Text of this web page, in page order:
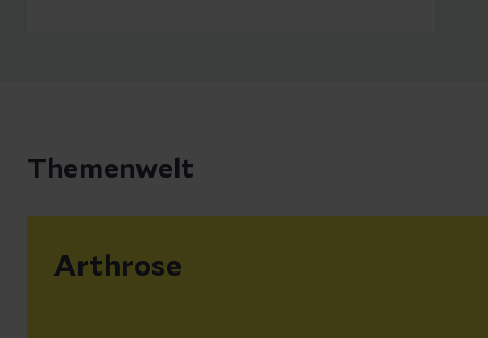
Themenwelt
Arthrose